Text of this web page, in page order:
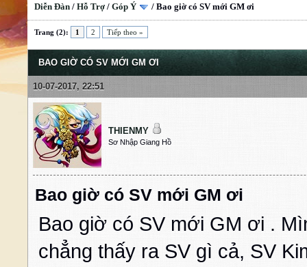
Diễn Đàn / Hỗ Trợ / Góp Ý / Bao giờ có SV mới GM ơi
Trang (2): 1 2 Tiếp theo »
BAO GIỜ CÓ SV MỚI GM ƠI
10-07-2017, 22:51
THIENMY
Sơ Nhập Giang Hồ
Bao giờ có SV mới GM ơi
Bao giờ có SV mới GM ơi .
chẳng thấy ra SV gì cả, SV